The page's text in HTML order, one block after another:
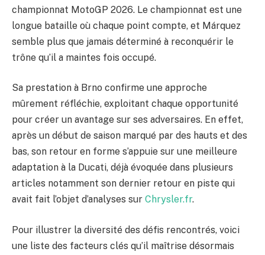
championnat MotoGP 2026. Le championnat est une
longue bataille où chaque point compte, et Márquez
semble plus que jamais déterminé à reconquérir le
trône qu’il a maintes fois occupé.
Sa prestation à Brno confirme une approche
mûrement réfléchie, exploitant chaque opportunité
pour créer un avantage sur ses adversaires. En effet,
après un début de saison marqué par des hauts et des
bas, son retour en forme s’appuie sur une meilleure
adaptation à la Ducati, déjà évoquée dans plusieurs
articles notamment son dernier retour en piste qui
avait fait l’objet d’analyses sur Chrysler.fr.
Pour illustrer la diversité des défis rencontrés, voici
une liste des facteurs clés qu’il maîtrise désormais